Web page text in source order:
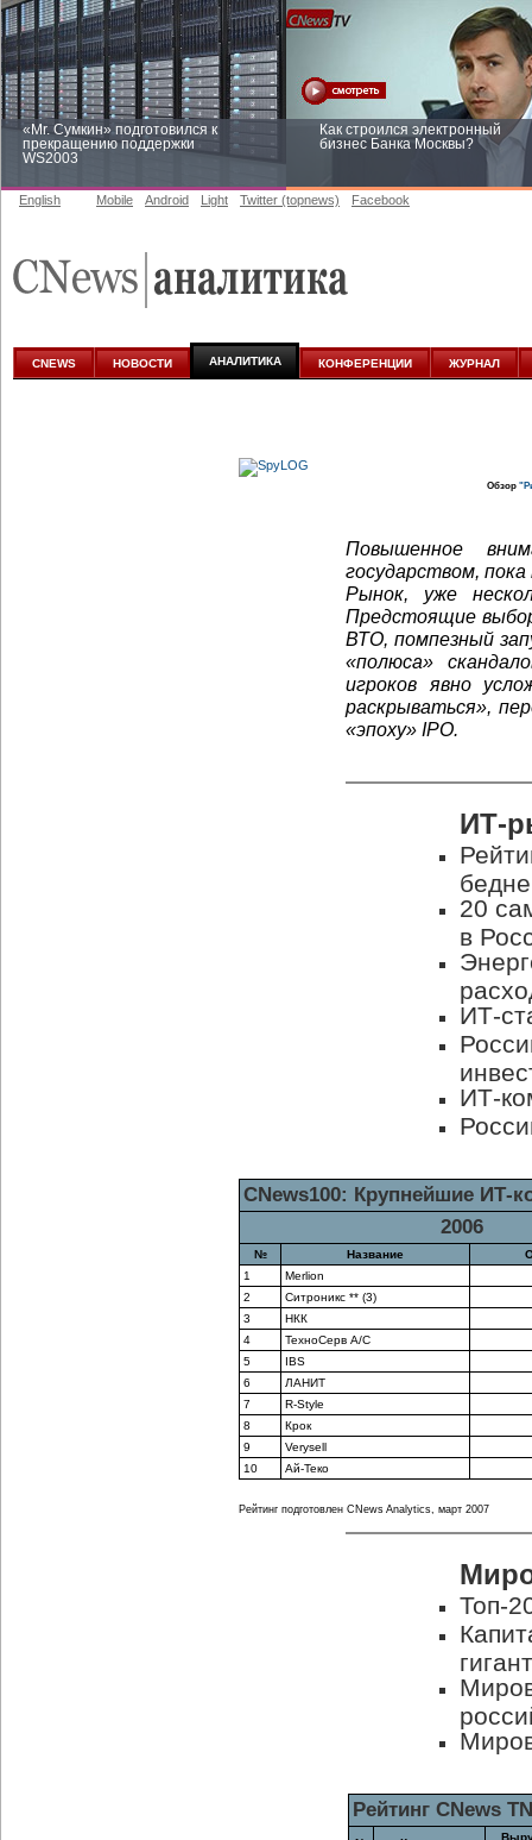
«Mr. Сумкин» подготовился к
прекращению поддержки
WS2003
Как строился электронный
бизнес Банка Москвы?
аналитике
English Mobile Android Light Twitter (topnews) Facebook
CNEWS НОВОСТИ АНАЛИТИКА КОНФЕРЕНЦИИ ЖУРНАЛ
Обзор
Повышенное
государством,
Рынок, уже
Предстоящие
ВТО, помпезный
«полюса»
игроков явно
раскрываться»,
«эпоху» IPO.
ИТ-
20
в
ИТ-
ИТ-
CNews100: Крупнейшие ИТ-
2006
№ Название
1
Merlion
2
Ситроникс ** (3)
3
НКК
4
ТехноСерв А/С
5
IBS
6
ЛАНИТ
7
R-Style
8
Крок
9
Verysell
10
Ай-Теко
Рейтинг подготовлен CNews Analytics, март 2007
Топ-
Рейтинг CNews